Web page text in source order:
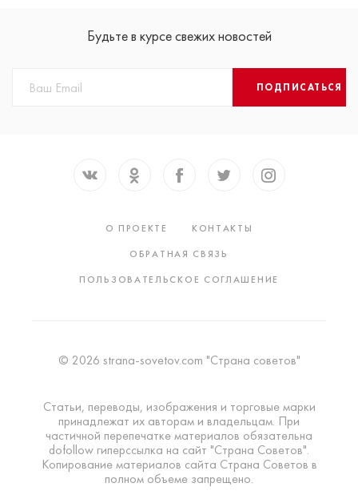
Будьте в курсе свежих новостей
ПОДПИСАТЬСЯ
О ПРОЕКТЕ
КОНТАКТЫ
ОБРАТНАЯ СВЯЗЬ
ПОЛЬЗОВАТЕЛЬСКОЕ СОГЛАШЕНИЕ
© 2026 strana-sovetov.com "Страна советов"
Статьи, переводы, изображения и торговые марки
принадлежат их авторам и владельцам. При
частичной перепечатке материалов обязательна
dofollow гиперссылка на сайт "Страна Советов".
Копирование материалов сайта Страна Советов в
полном объеме запрещено.